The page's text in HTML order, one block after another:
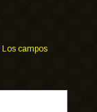
Los campos